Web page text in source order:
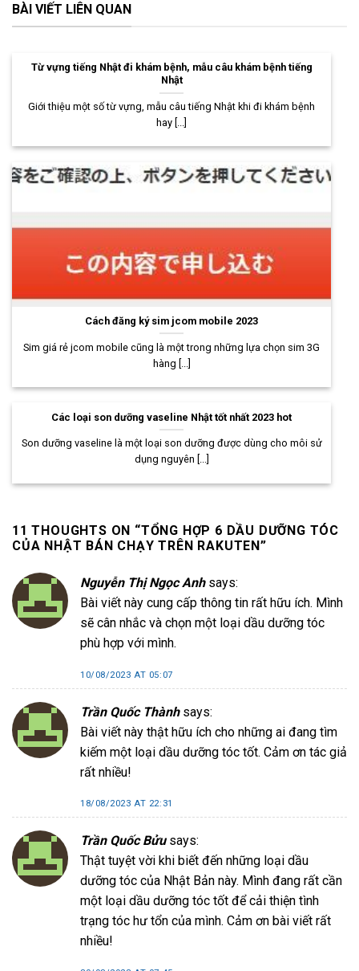
BÀI VIẾT LIÊN QUAN
Từ vựng tiếng Nhật đi khám bệnh, mẫu câu khám bệnh tiếng
Nhật
Giới thiệu một số từ vựng, mẫu câu tiếng Nhật khi đi khám bệnh
hay [...]
Cách đăng ký sim jcom mobile 2023
Sim giá rẻ jcom mobile cũng là một trong những lựa chọn sim 3G
hàng [...]
Các loại son dưỡng vaseline Nhật tốt nhất 2023 hot
Son dưỡng vaseline là một loại son dưỡng được dùng cho môi sử
dụng nguyên [...]
11 THOUGHTS ON “TỔNG HỢP 6 DẦU DƯỠNG TÓC
CỦA NHẬT BÁN CHẠY TRÊN RAKUTEN ”
Nguyễn Thị Ngọc Anh says:
Bài viết này cung cấp thông tin rất hữu ích. Mình
sẽ cân nhắc và chọn một loại dầu dưỡng tóc
phù hợp với mình.
10/08/2023 AT 05:07
Trần Quốc Thành says:
Bài viết này thật hữu ích cho những ai đang tìm
kiếm một loại dầu dưỡng tóc tốt. Cảm ơn tác giả
rất nhiều!
18/08/2023 AT 22:31
Trần Quốc Bửu says:
Thật tuyệt vời khi biết đến những loại dầu
dưỡng tóc của Nhật Bản này. Mình đang rất cần
một loại dầu dưỡng tóc tốt để cải thiện tình
trạng tóc hư tổn của mình. Cảm ơn bài viết rất
nhiều!